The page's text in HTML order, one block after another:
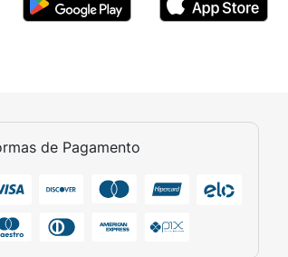
em passeios, morrem
controle antipulgas e
de pulga.
Ancylostoma
gatos previne infecções
da primeira provável
aos insetos. Para
de Pagamento